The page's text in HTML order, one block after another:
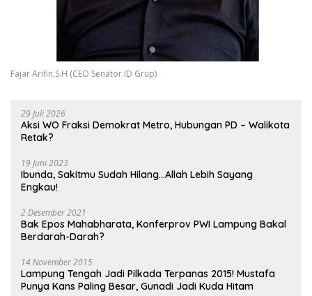
Fajar Arifin,S.H (CEO Senator.ID Grup)
29 Juli 2026
Aksi WO Fraksi Demokrat Metro, Hubungan PD – Walikota
Retak?
19 Juni 2023
Ibunda, Sakitmu Sudah Hilang…Allah Lebih Sayang
Engkau!
2 Desember 2021
Bak Epos Mahabharata, Konferprov PWI Lampung Bakal
Berdarah-Darah?
14 November 2015
Lampung Tengah Jadi Pilkada Terpanas 2015! Mustafa
Punya Kans Paling Besar, Gunadi Jadi Kuda Hitam